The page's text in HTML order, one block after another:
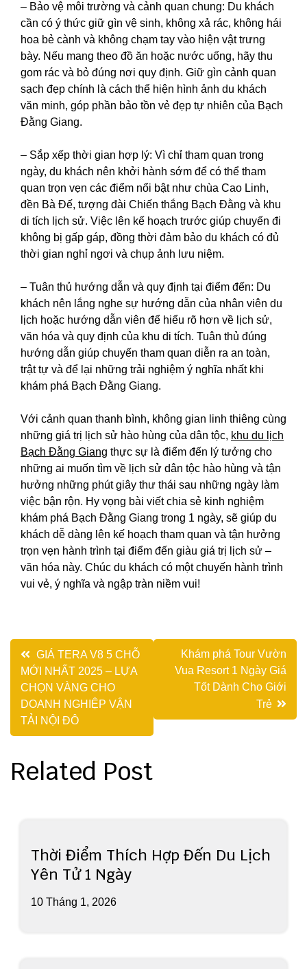
– Bảo vệ môi trường và cảnh quan chung: Du khách
cần có ý thức giữ gìn vệ sinh, không xả rác, không hái
hoa bẻ cành và không chạm tay vào hiện vật trưng
bày. Nếu mang theo đồ ăn hoặc nước uống, hãy thu
gom rác và bỏ đúng nơi quy định. Giữ gìn cảnh quan
sạch đẹp chính là cách thể hiện hình ảnh du khách
văn minh, góp phần bảo tồn vẻ đẹp tự nhiên của Bạch
Đằng Giang.
– Sắp xếp thời gian hợp lý: Vì chỉ tham quan trong
ngày, du khách nên khởi hành sớm để có thể tham
quan trọn vẹn các điểm nổi bật như chùa Cao Linh,
đền Bà Đế, tượng đài Chiến thắng Bạch Đằng và khu
di tích lịch sử. Việc lên kế hoạch trước giúp chuyến đi
không bị gấp gáp, đồng thời đảm bảo du khách có đủ
thời gian nghỉ ngơi và chụp ảnh lưu niệm.
– Tuân thủ hướng dẫn và quy định tại điểm đến: Du
khách nên lắng nghe sự hướng dẫn của nhân viên du
lịch hoặc hướng dẫn viên để hiểu rõ hơn về lịch sử,
văn hóa và quy định của khu di tích. Tuân thủ đúng
hướng dẫn giúp chuyến tham quan diễn ra an toàn,
trật tự và để lại những trải nghiệm ý nghĩa nhất khi
khám phá Bạch Đằng Giang.
Với cảnh quan thanh bình, không gian linh thiêng cùng
những giá trị lịch sử hào hùng của dân tộc, khu du lịch
Bạch Đằng Giang thực sự là điểm đến lý tưởng cho
những ai muốn tìm về lịch sử dân tộc hào hùng và tận
hưởng những phút giây thư thái sau những ngày làm
việc bận rộn. Hy vọng bài viết chia sẻ kinh nghiệm
khám phá Bạch Đằng Giang trong 1 ngày, sẽ giúp du
khách dễ dàng lên kế hoạch tham quan và tận hưởng
trọn vẹn hành trình tại điểm đến giàu giá trị lịch sử –
văn hóa này. Chúc du khách có một chuyến hành trình
vui vẻ, ý nghĩa và ngập tràn niềm vui!
Điều
hướng
bài
viết
GIÁ TERA V8 5 CHỖ
MỚI NHẤT 2025 – LỰA
CHỌN VÀNG CHO
DOANH NGHIỆP VẬN
TẢI NỘI ĐÔ
Khám phá Tour Vườn
Vua Resort 1 Ngày Giá
Tốt Dành Cho Giới
Trẻ
Related Post
Thời Điểm Thích Hợp Đến Du Lịch
Yên Tử 1 Ngày
10 Tháng 1, 2026